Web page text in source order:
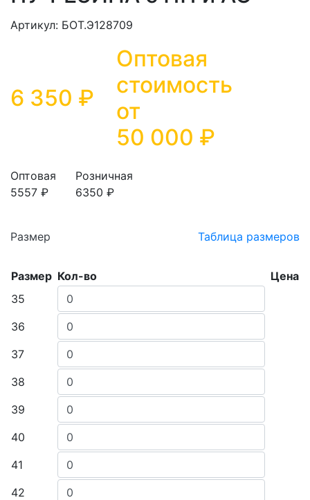
Артикул: БОТ.Э128709
6 350 ₽
Оптовая
стоимость
от
50 000 ₽
Оптовая
5557 ₽
Розничная
6350 ₽
Размер Таблица размеров
Размер Кол-во
Цена
35
36
37
38
39
40
41
42